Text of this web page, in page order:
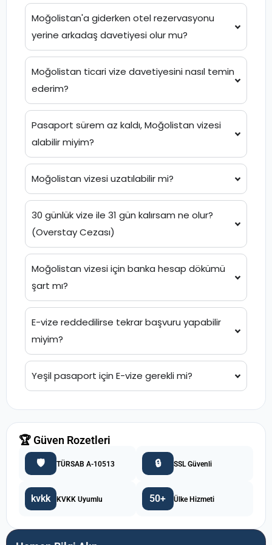
Moğolistan'a giderken otel rezervasyonu
yerine arkadaş davetiyesi olur mu?
Moğolistan ticari vize davetiyesini nasıl temin
ederim?
Pasaport sürem az kaldı, Moğolistan vizesi
alabilir miyim?
Moğolistan vizesi uzatılabilir mi?
30 günlük vize ile 31 gün kalırsam ne olur?
(Overstay Cezası)
Moğolistan vizesi için banka hesap dökümü
şart mı?
E-vize reddedilirse tekrar başvuru yapabilir
miyim?
Yeşil pasaport için E-vize gerekli mi?
🏆 Güven Rozetleri
🛡️ TÜRSAB A-10513 🔒 SSL Güvenli
kvkk KVKK Uyumlu 50+ Ülke Hizmeti